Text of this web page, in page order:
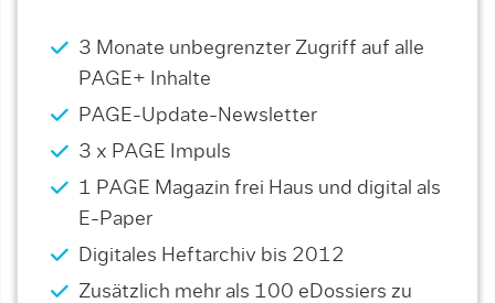
3 Monate unbegrenzter Zugriff auf alle
PAGE+ Inhalte
PAGE-Update-Newsletter
3 x PAGE Impuls
1 PAGE Magazin frei Haus und digital als
E-Paper
Digitales Heftarchiv bis 2012
Zusätzlich mehr als 100 eDossiers zu